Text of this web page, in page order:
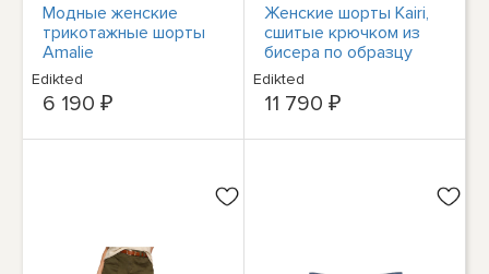
Модные женские
трикотажные шорты
Amalie
Edikted
6 190 ₽
Женские шорты Kairi,
сшитые крючком из
бисера по образцу
Edikted
Edikted
11 790 ₽